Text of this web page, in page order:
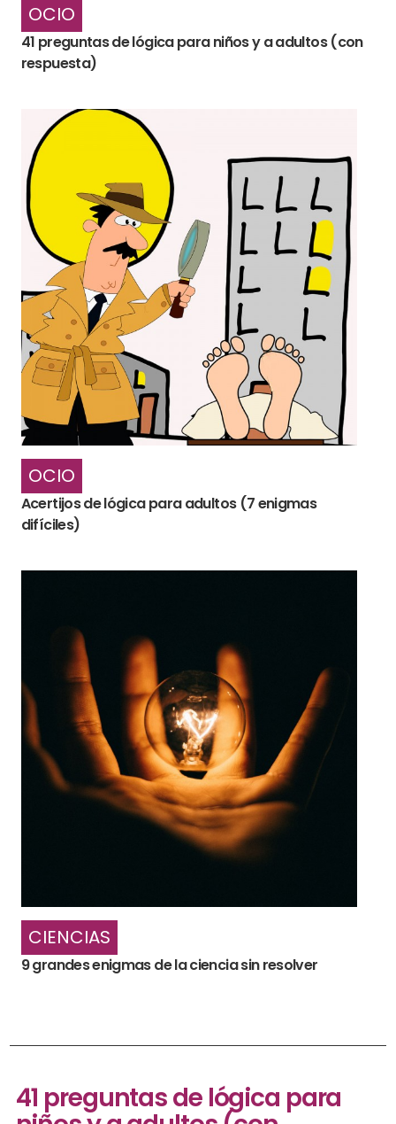
OCIO
41 preguntas de lógica para niños y a adultos (con
respuesta)
OCIO
Acertijos de lógica para adultos (7 enigmas
difíciles)
CIENCIAS
9 grandes enigmas de la ciencia sin resolver
41 preguntas de lógica para